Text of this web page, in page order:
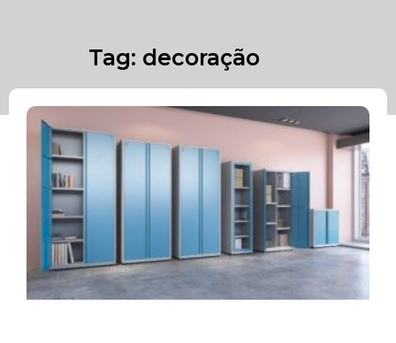
Tag: decoração